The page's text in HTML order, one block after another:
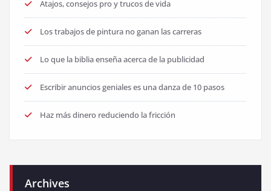
Atajos, consejos pro y trucos de vida
Los trabajos de pintura no ganan las carreras
Lo que la biblia enseña acerca de la publicidad
Escribir anuncios geniales es una danza de 10 pasos
Haz más dinero reduciendo la fricción
Archives